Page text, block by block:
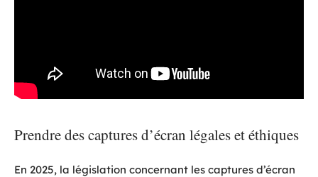
Prendre des captures d’écran légales et éthiques
En 2025, la législation concernant les captures d’écran